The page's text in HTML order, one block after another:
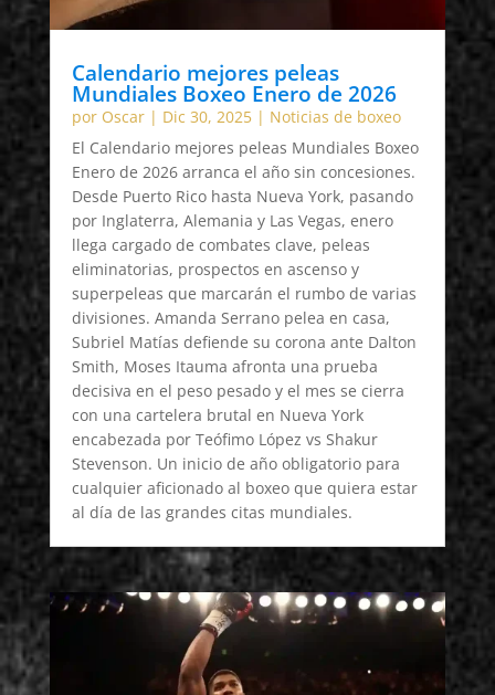
Calendario mejores peleas
Mundiales Boxeo Enero de 2026
por Oscar| Dic 30, 2025| Noticias de boxeo
El Calendario mejores peleas Mundiales Boxeo
Enero de 2026 arranca el año sin concesiones.
Desde Puerto Rico hasta Nueva York, pasando
por Inglaterra, Alemania y Las Vegas, enero
llega cargado de combates clave, peleas
eliminatorias, prospectos en ascenso y
superpeleas que marcarán el rumbo de varias
divisiones. Amanda Serrano pelea en casa,
Subriel Matías defiende su corona ante Dalton
Smith, Moses Itauma afronta una prueba
decisiva en el peso pesado y el mes se cierra
con una cartelera brutal en Nueva York
encabezada por Teófimo López vs Shakur
Stevenson. Un inicio de año obligatorio para
cualquier aficionado al boxeo que quiera estar
al día de las grandes citas mundiales.